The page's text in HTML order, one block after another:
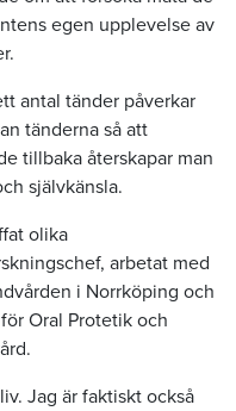
egen upplevelse av
antal tänder påverkar
tänderna så att
tillbaka återskapar man
självkänsla.
olika
arbetat med
i Norrköping och
Oral Protetik och
Jag är faktiskt också